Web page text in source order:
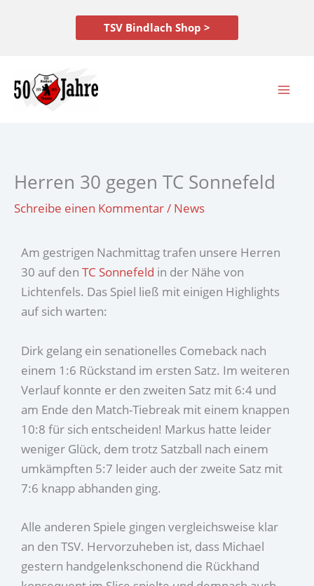
TSV Bindlach Shop >
Herren 30 gegen TC Sonnefeld
Schreibe einen Kommentar/ News
Am gestrigen Nachmittag trafen unsere Herren
30 auf den TC Sonnefeld in der Nähe von
Lichtenfels. Das Spiel ließ mit einigen Highlights
auf sich warten:
Dirk gelang ein senationelles Comeback nach
einem 1:6 Rückstand im ersten Satz. Im weiteren
Verlauf konnte er den zweiten Satz mit 6:4 und
am Ende den Match-Tiebreak mit einem knappen
10:8 für sich entscheiden! Markus hatte leider
weniger Glück, dem trotz Satzball nach einem
umkämpften 5:7 leider auch der zweite Satz mit
7:6 knapp abhanden ging.
Alle anderen Spiele gingen vergleichsweise klar
an den TSV. Hervorzuheben ist, dass Michael
gestern handgelenkschonend die Rückhand